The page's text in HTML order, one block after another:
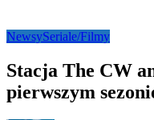
NewsySeriale/Filmy
Stacja The CW
pierwszym